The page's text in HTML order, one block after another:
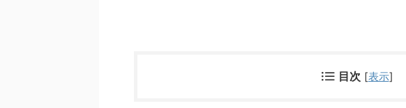
目次 [表示]